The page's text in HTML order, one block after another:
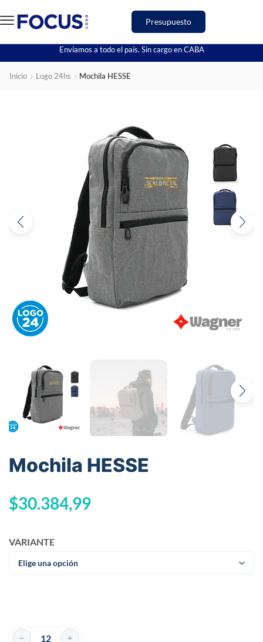
Presupuesto
Enviamos a todo el país. Sin cargo en CABA
Inicio Logo 24hs Mochila HESSE
Mochila HESSE
$30.384,99
VARIANTE